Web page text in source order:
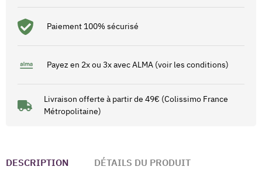
Paiement 100% sécurisé
Payez en 2x ou 3x avec ALMA (voir les conditions)
Livraison offerte à partir de 49€ (Colissimo France
Métropolitaine)
DESCRIPTION DÉTAILS DU PRODUIT